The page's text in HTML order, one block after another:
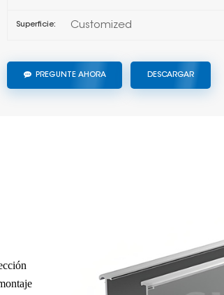
Superficie: Customized
PREGUNTE AHORA DESCARGAR